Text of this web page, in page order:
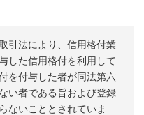
引法により、信用格付業
した信用格付を利用して
を付与した者が同法第六
い者である旨および登録
ないこととされていま